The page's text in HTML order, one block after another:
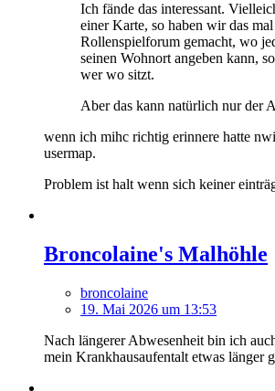
Ich fände das interessant.
einer Karte, so haben wir das
Rollenspielforum gemacht, wo
seinen Wohnort angeben kann,
wer wo sitzt.
Aber das kann natürlich nur der
wenn ich mihc richtig erinnere hatte
usermap.
Problem ist halt wenn sich keiner
Broncolaine's Malhöhle
broncolaine
19. Mai 2026 um 13:53
Nach längerer Abwesenheit bin ich
mein Krankhausaufentalt etwas länger